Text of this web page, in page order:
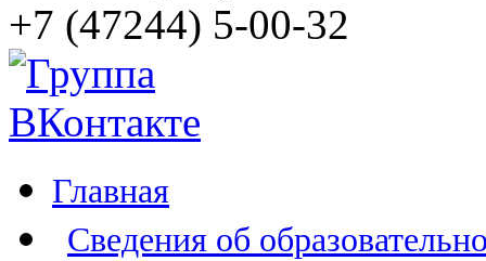
+7 (47244) 5-00-32
Главная
Сведения об